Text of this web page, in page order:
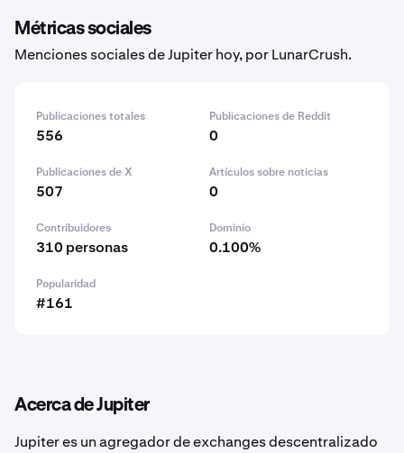
Métricas sociales
Menciones sociales de Jupiter hoy, por LunarCrush.
Publicaciones totales
556
Publicaciones de Reddit
0
Publicaciones de X
507
Artículos sobre noticias
0
Contribuidores
310 personas
Dominio
0.100%
Popularidad
#161
Acerca de Jupiter
Jupiter es un agregador de exchanges descentralizado